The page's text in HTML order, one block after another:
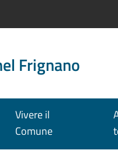
Frignano
Vivere il
Comune